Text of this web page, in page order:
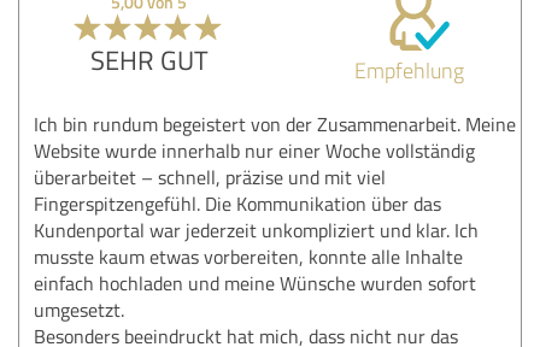
SEHR GUT Empfehlung
Ich bin rundum begeistert von der Zusammenarbeit. Meine
Website wurde innerhalb nur einer Woche vollständig
überarbeitet – schnell, präzise und mit viel
Fingerspitzengefühl. Die Kommunikation über das
Kundenportal war jederzeit unkompliziert und klar. Ich
musste kaum etwas vorbereiten, konnte alle Inhalte
einfach hochladen und meine Wünsche wurden sofort
umgesetzt.
Besonders beeindruckt hat mich, dass nicht nur das